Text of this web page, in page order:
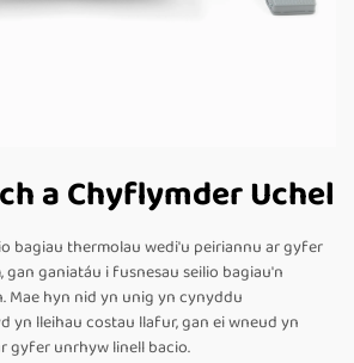
a Chyflymder Uchel
bagiau thermolau wedi'u peiriannu ar gyfer
ganiatáu i fusnesau seilio bagiau'n
hyn nid yn unig yn cynyddu
yn lleihau costau llafur, gan ei wneud yn
gyfer unrhyw linell bacio.